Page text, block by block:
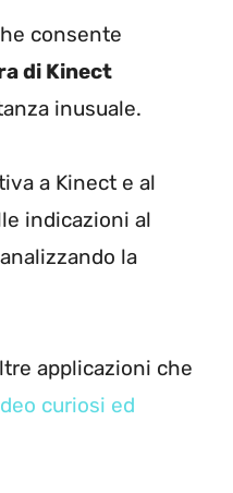
consente
di Kinect
inusuale.
a Kinect e al
indicazioni al
la
applicazioni che
curiosi ed